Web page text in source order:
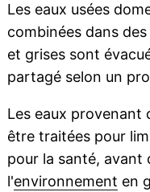
Les eaux usées
combinées dans
et grises sont
partagé selon un
Les eaux provenant
être traitées pour
pour la santé, avant
l'environnement en